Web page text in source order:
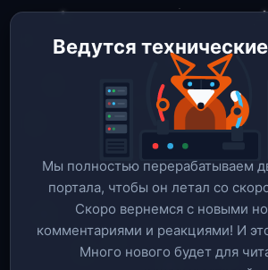
Ведутся
Мы полностью перерабатываем
портала, чтобы он летал со
Скоро вернемся c новыми
комментариями и реакциями! И
Много нового будет для